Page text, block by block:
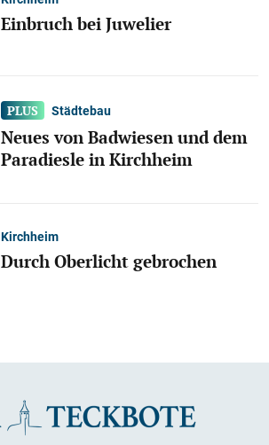
Einbruch bei Juwelier
Städtebau
Neues von Badwiesen und dem
Paradiesle in Kirchheim
Kirchheim
Durch Oberlicht gebrochen